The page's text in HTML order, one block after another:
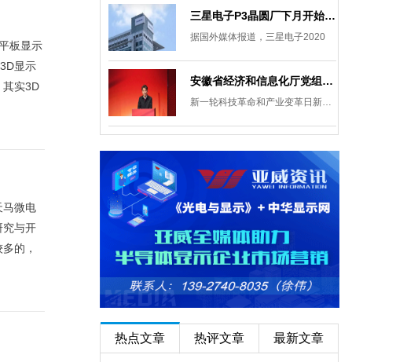
板显示
显示
其实3D
马微电
究与开
的，
三星电子P3晶圆厂下月开始安装设备，计划下半年建成
据国外媒体报道，三星电子2020
安徽省经济和信息化厅党组成员、副厅长柯文斌：掌握显示技术发展主动权 打造新型显示产业制造集群
新一轮科技革命和产业变革日新月异
热点文章 热评文章 最新文章